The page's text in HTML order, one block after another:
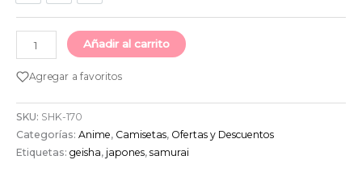
Añadir al carrito
Agregar a favoritos
SKU: SHK-170
Categorías: Anime, Camisetas, Ofertas y Descuentos
Etiquetas: geisha, japones, samurai